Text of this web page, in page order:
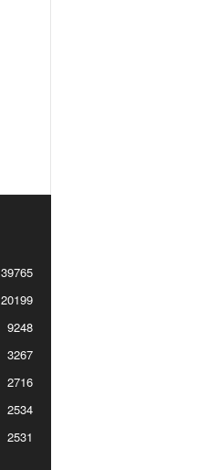
39765
20199
9248
3267
2716
2534
2531